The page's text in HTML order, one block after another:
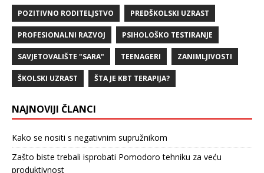
POZITIVNO RODITELJSTVO PREDŠKOLSKI UZRAST
PROFESIONALNI RAZVOJ PSIHOLOŠKO TESTIRANJE
SAVJETOVALIŠTE "SARA" TEENAGERI ZANIMLJIVOSTI
ŠKOLSKI UZRAST ŠTA JE KBT TERAPIJA?
NAJNOVIJI ČLANCI
Kako se nositi s negativnim supružnikom
Zašto biste trebali isprobati Pomodoro tehniku za veću
produktivnost